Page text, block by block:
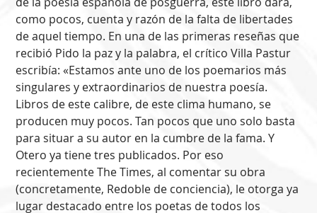
como pocos, cuenta y razón de la falta de libertades
de aquel tiempo. En una de las primeras reseñas que
recibió Pido la paz y la palabra, el crítico Villa Pastur
escribía: «Estamos ante uno de los poemarios más
singulares y extraordinarios de nuestra poesía.
Libros de este calibre, de este clima humano, se
producen muy pocos. Tan pocos que uno solo basta
para situar a su autor en la cumbre de la fama. Y
Otero ya tiene tres publicados. Por eso
recientemente The Times, al comentar su obra
(concretamente, Redoble de conciencia), le otorga ya
lugar destacado entre los poetas de todos los